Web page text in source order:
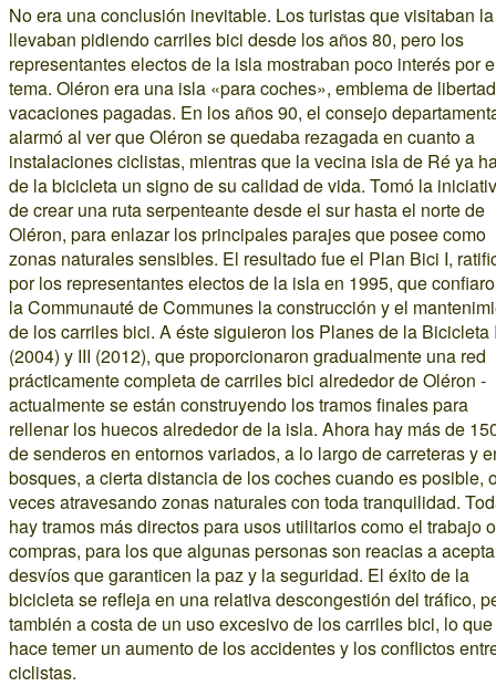
No era una conclusión inevitable. Los turistas que visitaban
llevaban pidiendo carriles bici desde los años 80, pero los
representantes electos de la isla mostraban poco interés por
tema. Oléron era una isla «para coches», emblema de
vacaciones pagadas. En los años 90, el consejo
alarmó al ver que Oléron se quedaba rezagada en cuanto a
instalaciones ciclistas, mientras que la vecina isla de Ré ya
de la bicicleta un signo de su calidad de vida. Tomó la
de crear una ruta serpenteante desde el sur hasta el norte de
Oléron, para enlazar los principales parajes que posee como
zonas naturales sensibles. El resultado fue el Plan Bici I,
por los representantes electos de la isla en 1995, que
la Communauté de Communes la construcción y el
de los carriles bici. A éste siguieron los Planes de la Bicicleta
(2004) y III (2012), que proporcionaron gradualmente una red
prácticamente completa de carriles bici alrededor de Oléron -
actualmente se están construyendo los tramos finales para
rellenar los huecos alrededor de la isla. Ahora hay más de
de senderos en entornos variados, a lo largo de carreteras y
bosques, a cierta distancia de los coches cuando es posible,
veces atravesando zonas naturales con toda tranquilidad.
hay tramos más directos para usos utilitarios como el trabajo
compras, para los que algunas personas son reacias a
desvíos que garanticen la paz y la seguridad. El éxito de la
bicicleta se refleja en una relativa descongestión del tráfico,
también a costa de un uso excesivo de los carriles bici, lo que
hace temer un aumento de los accidentes y los conflictos
ciclistas.